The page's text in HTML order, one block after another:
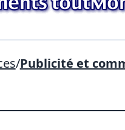
/Publicité et